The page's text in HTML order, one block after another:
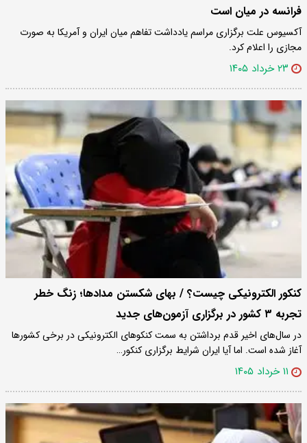
فرانسه در میان است
آکسیوس علت برگزاری مراسم یادداشت تفاهم میان ایران و آمریکا به صورت
مجازی را اعلام کرد.
۲۳ خرداد ۱۴۰۵
کنکور الکترونیکی چیست؟ / بهای شکستن مدادها؛ زنگ خطر
تجربه ۳ کشور در برگزاری آزمون‌های جدید
در سال‌های اخیر قدم برداشتن به سمت کنکوهای الکترونیکی در برخی کشورها
آغاز شده است. اما آیا ایران شرایط برگزاری کنکور…
۱۱ خرداد ۱۴۰۵